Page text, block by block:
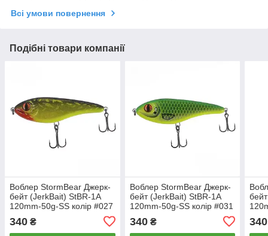
Всі умови повернення
Подібні товари компанії
Воблер StormBear Джерк-
бейт (JerkBait) StBR-1A
120mm-50g-SS колір #027
340 ₴
Воблер StormBear Джерк-
бейт (JerkBait) StBR-1A
120mm-50g-SS колір #031
340₴ 340